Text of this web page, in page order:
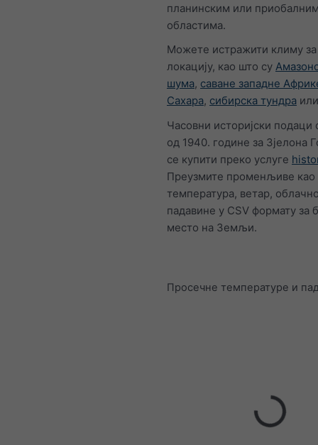
планинским или
областима.
Можете истражити климу за
локацију, као што су
шума, саване западне
Сахара, сибирска тундра
Часовни историјски подаци
од 1940. године за Зјелона
се купити преко услуге
Преузмите променљиве као
температура, ветар,
падавине у CSV формату за
место на Земљи.
Просечне температуре и